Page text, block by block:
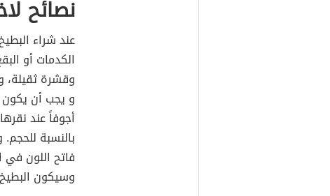
نصائح
عند شراء
الكدمات أو
وقشرة ثقيلة،
و يجب أن يكون
أجوفاً عند
بالنسبة
فاتح اللون
وسيكون